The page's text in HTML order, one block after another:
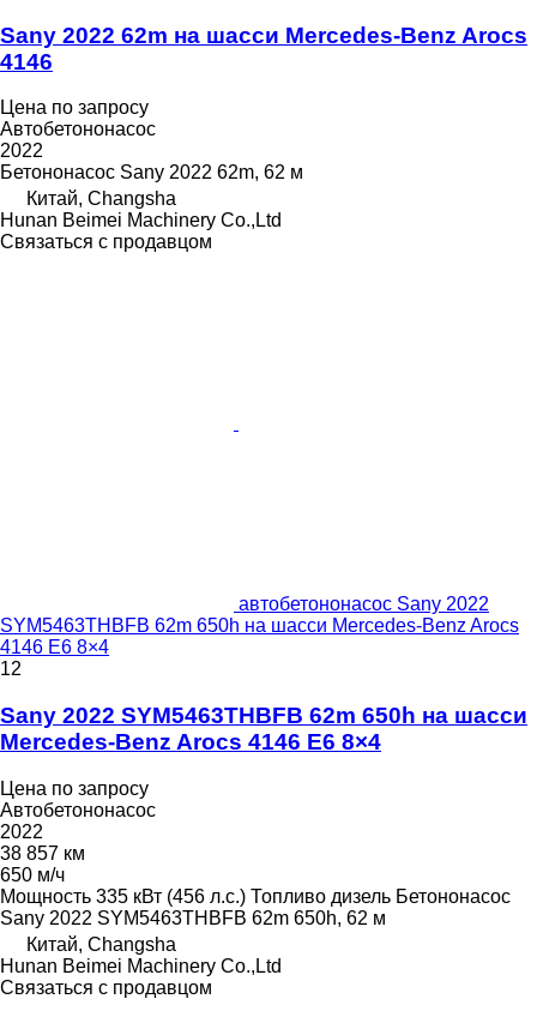
Sany 2022 62m на шасси Mercedes-Benz Arocs
4146
Цена по запросу
Автобетононасос
2022
Бетононасос Sany 2022 62m, 62 м
Китай, Changsha
Hunan Beimei Machinery Co.,Ltd
Связаться с продавцом
автобетононасос Sany 2022
SYM5463THBFB 62m 650h на шасси Mercedes-Benz Arocs
4146 E6 8×4
12
Sany 2022 SYM5463THBFB 62m 650h на шасси
Mercedes-Benz Arocs 4146 E6 8×4
Цена по запросу
Автобетононасос
2022
38 857 км
650 м/ч
Мощность 335 кВт (456 л.с.) Топливо дизель Бетононасос
Sany 2022 SYM5463THBFB 62m 650h, 62 м
Китай, Changsha
Hunan Beimei Machinery Co.,Ltd
Связаться с продавцом